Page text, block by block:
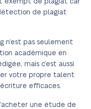
exempt de plagiat car
de plagiat
n’est pas seulement
académique en
mais c’est aussi
votre propre talent
efficaces.
une étude de